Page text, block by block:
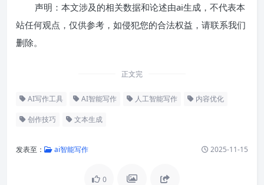
声明：本文涉及的相关数据和论述由ai生成，不代表本
站任何观点，仅供参考，如侵犯您的合法权益，请联系我们
删除。
正文完
AI写作工具 AI智能写作 人工智能写作 内容优化
创作技巧 文本生成
发表至： ai智能写作 2025-11-15
0